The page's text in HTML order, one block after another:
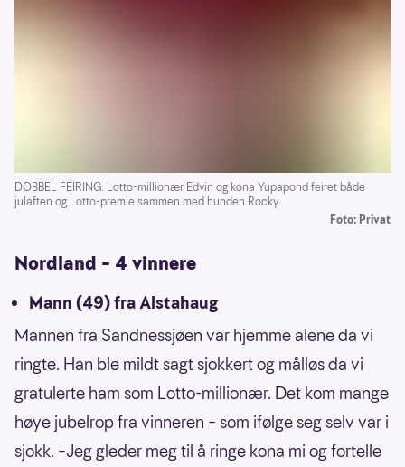
DOBBEL FEIRING: Lotto-millionær Edvin og kona Yupapond feiret både
julaften og Lotto-premie sammen med hunden Rocky.
Foto: Privat
Nordland – 4 vinnere
Mann (49) fra Alstahaug
Mannen fra Sandnessjøen var hjemme alene da vi
ringte. Han ble mildt sagt sjokkert og målløs da vi
gratulerte ham som Lotto-millionær. Det kom mange
høye jubelrop fra vinneren – som ifølge seg selv var i
sjokk. –Jeg gleder meg til å ringe kona mi og fortelle